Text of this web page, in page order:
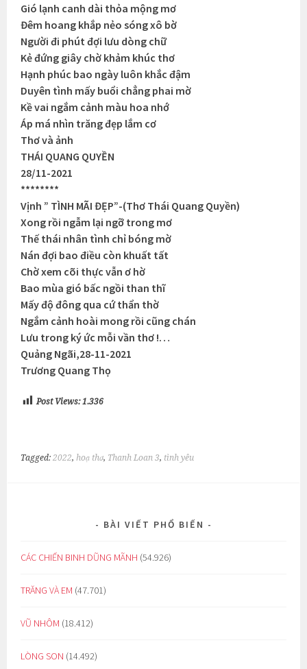
Gió lạnh canh dài thỏa mộng mơ
Đêm hoang khắp nẻo sóng xô bờ
Người đi phút đợi lưu dòng chữ
Kẻ đứng giây chờ khảm khúc thơ
Hạnh phúc bao ngày luôn khắc đậm
Duyên tình mấy buổi chẳng phai mờ
Kề vai ngắm cảnh màu hoa nhớ
Áp má nhìn trăng đẹp lắm cơ
Thơ và ảnh
THÁI QUANG QUYỀN
28/11-2021
********
Vịnh ” TÌNH MÃI ĐẸP”-(Thơ Thái Quang Quyền)
Xong rồi ngẫm lại ngỡ trong mơ
Thế thái nhân tình chỉ bóng mờ
Nán đợi bao điều còn khuất tất
Chờ xem cõi thực vẫn ơ hờ
Bao mùa gió bấc ngồi than thĩ
Mấy độ đông qua cứ thẩn thờ
Ngắm cảnh hoài mong rồi cũng chán
Lưu trong ký ức mỗi vần thơ !…
Quảng Ngãi,28-11-2021
Trương Quang Thọ
Post Views: 1.336
Tagged:2022,hoạ thơ, Thanh Loan 3, tình yêu
BÀI VIẾT PHỔ BIẾN
CÁC CHIẾN BINH DŨNG MÃNH (54.926)
TRĂNG VÀ EM (47.701)
VŨ NHÔM (18.412)
LÒNG SON (14.492)